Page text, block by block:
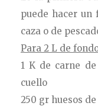
puede hacer un
caza o de
Para 2 L de
1 K de carne
cuello
250 gr huesos